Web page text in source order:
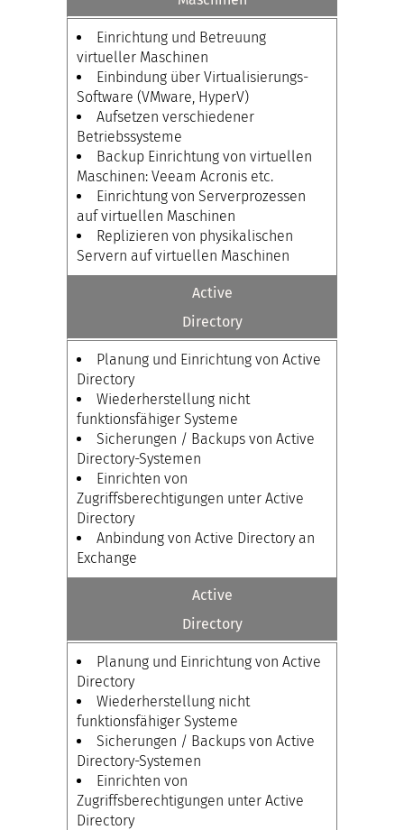
Einrichtung und Betreuung
virtueller Maschinen
Einbindung über Virtualisierungs-
Software (VMware, HyperV)
Aufsetzen verschiedener
Betriebssysteme
Backup Einrichtung von virtuellen
Maschinen: Veeam Acronis etc.
Einrichtung von Serverprozessen
auf virtuellen Maschinen
Replizieren von physikalischen
Servern auf virtuellen Maschinen
Active
Directory
Planung und Einrichtung von Active
Directory
Wiederherstellung nicht
funktionsfähiger Systeme
Sicherungen / Backups von Active
Directory-Systemen
Einrichten von
Zugriffsberechtigungen unter Active
Directory
Anbindung von Active Directory an
Exchange
Active
Directory
Planung und Einrichtung von Active
Directory
Wiederherstellung nicht
funktionsfähiger Systeme
Sicherungen / Backups von Active
Directory-Systemen
Einrichten von
Zugriffsberechtigungen unter Active
Directory